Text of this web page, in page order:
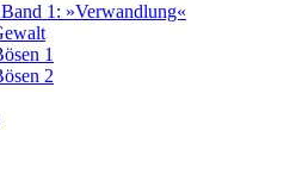
1: »Verwandlung«
1
2